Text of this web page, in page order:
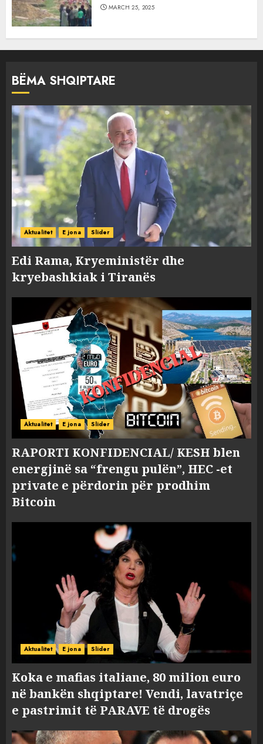
MARCH 25, 2025
BËMA SHQIPTARE
Aktualitet E jona Slider
Edi Rama, Kryeministër dhe
kryebashkiak i Tiranës
Aktualitet E jona Slider
RAPORTI KONFIDENCIAL/ KESH blen
energjinë sa “frengu pulën”, HEC -et
private e përdorin për prodhim
Bitcoin
Aktualitet E jona Slider
Koka e mafias italiane, 80 milion euro
në bankën shqiptare! Vendi, lavatriçe
e pastrimit të PARAVE të drogës